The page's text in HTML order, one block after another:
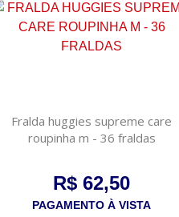
Fralda huggies supreme care
roupinha m - 36 fraldas
R$ 62,50
PAGAMENTO À VISTA